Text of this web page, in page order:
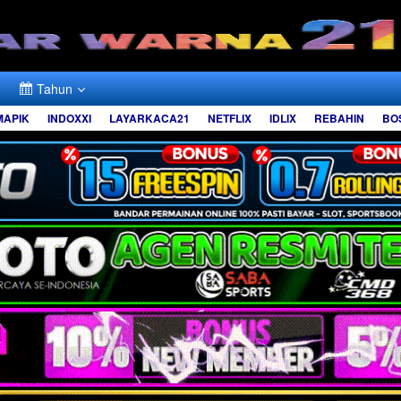
Tahun
INDOXXI LAYARKACA21 NETFLIX IDLIX REBAHIN